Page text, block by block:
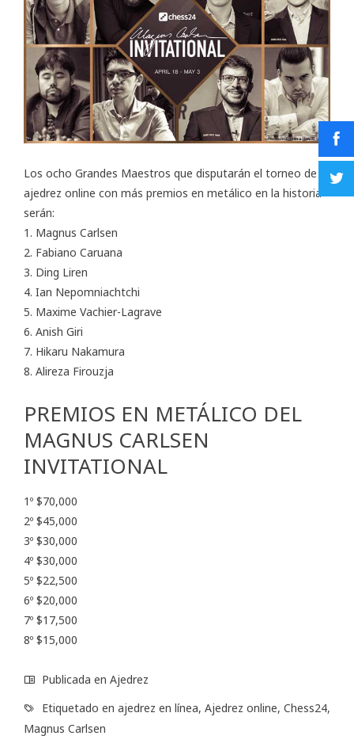
Los ocho Grandes Maestros que disputarán el torneo de
ajedrez online con más premios en metálico en la historia
serán:
1. Magnus Carlsen
2. Fabiano Caruana
3. Ding Liren
4. Ian Nepomniachtchi
5. Maxime Vachier-Lagrave
6. Anish Giri
7. Hikaru Nakamura
8. Alireza Firouzja
PREMIOS EN METÁLICO DEL
MAGNUS CARLSEN
INVITATIONAL
1º $70,000
2º $45,000
3º $30,000
4º $30,000
5º $22,500
6º $20,000
7º $17,500
8º $15,000
Publicada en Ajedrez
Etiquetado en ajedrez en línea, Ajedrez online, Chess24,
Magnus Carlsen